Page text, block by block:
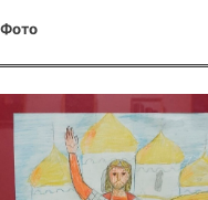
Фото